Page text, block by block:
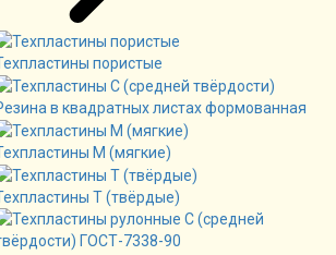
пористые
в квадратных листах формованная
М (мягкие)
Т (твёрдые)